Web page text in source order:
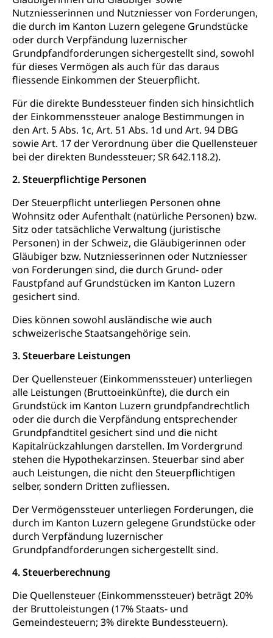
Nutzniesserinnen und Nutzniesser von Forderungen,
die durch im Kanton Luzern gelegene Grundstücke
oder durch Verpfändung luzernischer
Grundpfandforderungen sichergestellt sind, sowohl
für dieses Vermögen als auch für das daraus
fliessende Einkommen der Steuerpflicht.
Für die direkte Bundessteuer finden sich hinsichtlich
der Einkommenssteuer analoge Bestimmungen in
den Art. 5 Abs. 1c, Art. 51 Abs. 1d und Art. 94 DBG
sowie Art. 17 der Verordnung über die Quellensteuer
bei der direkten Bundessteuer; SR 642.118.2).
2. Steuerpflichtige Personen
Der Steuerpflicht unterliegen Personen ohne
Wohnsitz oder Aufenthalt (natürliche Personen) bzw.
Sitz oder tatsächliche Verwaltung (juristische
Personen) in der Schweiz, die Gläubigerinnen oder
Gläubiger bzw. Nutzniesserinnen oder Nutzniesser
von Forderungen sind, die durch Grund- oder
Faustpfand auf Grundstücken im Kanton Luzern
gesichert sind.
Dies können sowohl ausländische wie auch
schweizerische Staatsangehörige sein.
3. Steuerbare Leistungen
Der Quellensteuer (Einkommenssteuer) unterliegen
alle Leistungen (Bruttoeinkünfte), die durch ein
Grundstück im Kanton Luzern grundpfandrechtlich
oder die durch die Verpfändung entsprechender
Grundpfandtitel gesichert sind und die nicht
Kapitalrückzahlungen darstellen. Im Vordergrund
stehen die Hypothekarzinsen. Steuerbar sind aber
auch Leistungen, die nicht den Steuerpflichtigen
selber, sondern Dritten zufliessen.
Der Vermögenssteuer unterliegen Forderungen, die
durch im Kanton Luzern gelegene Grundstücke oder
durch Verpfändung luzernischer
Grundpfandforderungen sichergestellt sind.
4. Steuerberechnung
Die Quellensteuer (Einkommenssteuer) beträgt 20%
der Bruttoleistungen (17% Staats- und
Gemeindesteuern; 3% direkte Bundessteuern).
Namensänderungen
Familienzulagen (WAS Luzern)
Schwangerschaft / Geburt (gruezi.lu.ch)
Kinder und Jugendliche
Mündigkeit, Kindesschutz, Jugendschutz
Kinder- und Jugendförderung
IV für Kinder und Jugendliche (WAS Luzern)
Pflege / Pflegeheim
Betreuende Angehörige
Pflegeheimliste und freie Pflegeplätze
Betreuung von Angehörigen (WAS Luzern)
Religion
Kirche, Gottesdienst, Seelsorge,
Religionsgemeinschaft
Religionsvielfalt Im Kanton Luzern (unilu)
Religion (gruezi.lu.ch)
Sport
Freizeitaktivitäten, Schulsport, Spitzensport,
Breitensport, Jugend und Sport, Sportanlagen
Olympiateam Kanton Luzern
Offene Sporthallen
Gesundheitsförderung
Freiwilliger Schulsport
Sportförderung
Tiere
Haustiere, Heimtiere, Wildtiere, Veterinärmedizin,
Tiermedizin, Tierarzt, Tierschutz, Jagd, Fischerei,
Viehzucht
Hobbytierhaltung und Bienen
Halten von Wildtieren
Haltung Heimtiere
Hunde
Bestattung, Beerdigung, Testament, Erbrecht,
Erbschaft, Todesschein, Todesanzeige,
Zivilstandsamt, Erben, Erbenliste
Ärztliche Todesbescheinigung
Sicherheit
Armee
Militär, Militärdienst, Militärdienstpflicht,
Wehrpflicht, Berufssoldat, Militärdienstverweigerer,
Dienstverweigerer, Militärdienstverweigerung,
Wehrpflichtersatz, Wehrpflichtersatzabgabe
Militär
Schweizer Armee
Erwerbsausfallentschädigung (WAS Luzern)
Bevölkerungsschutz
Katastrophenschutz, Katastrophenhilfe, Polizei,
Feuerwehr, Gesundheitswesen, technische Betriebe,
Alarmierung, Sirenentest
Ordnungskräfte, Sicherheit, öffentliche Ordnung